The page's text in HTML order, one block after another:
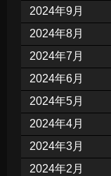
2024年9月
2024年8月
2024年7月
2024年6月
2024年5月
2024年4月
2024年3月
2024年2月